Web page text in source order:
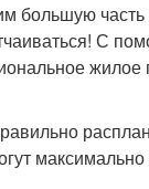
большую
С
жилое